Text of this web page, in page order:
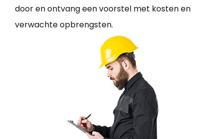
door en ontvang een voorstel met kosten en
verwachte opbrengsten.